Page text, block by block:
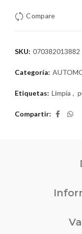
Compare
SKU: 070382013882
Categoría:
Etiquetas: Limpia ,
Compartir